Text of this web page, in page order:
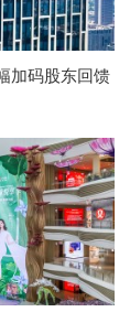
加码股东回馈